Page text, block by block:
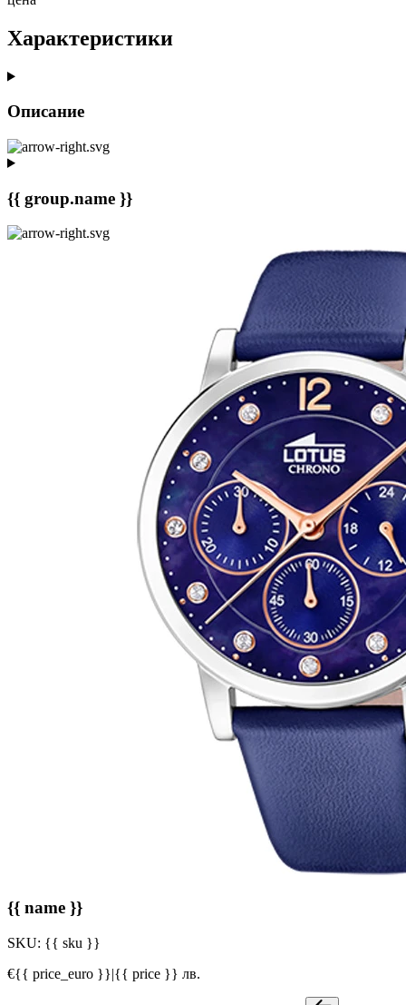
Характеристики
Описание
{{ group.name }}
{{ name }}
SKU: {{ sku }}
€{{ price_euro }}|{{ price }} лв.